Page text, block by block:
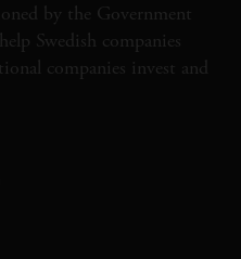
by the Government
Swedish companies
companies invest and